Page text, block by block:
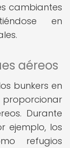
cambiantes
en
aéreos
bunkers en
Durante
ejemplo, los
refugios